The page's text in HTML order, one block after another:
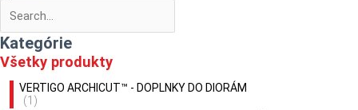
Kategórie
Všetky produkty
VERTIGO ARCHICUT™ - DOPLNKY DO DIORÁM
(1)